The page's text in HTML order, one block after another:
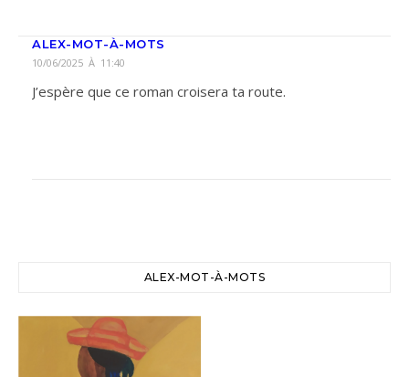
ALEX-MOT-À-MOTS
10/06/2025 À 11:40
J’espère que ce roman croisera ta route.
ALEX-MOT-À-MOTS